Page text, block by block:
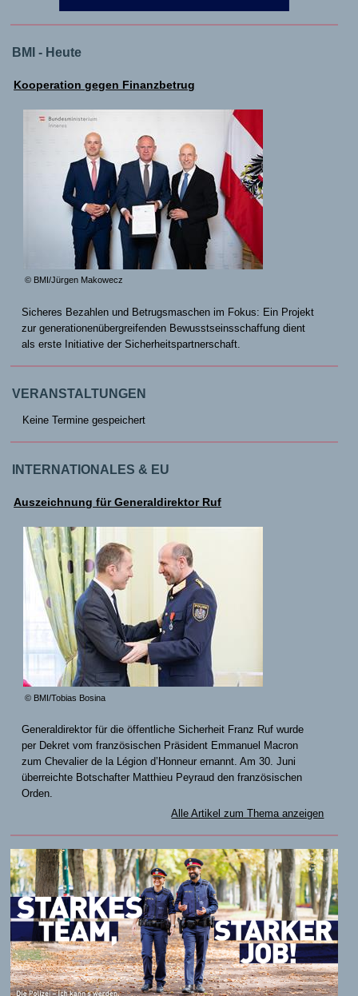
BMI - Heute
Kooperation gegen Finanzbetrug
© BMI/Jürgen Makowecz
Sicheres Bezahlen und Betrugsmaschen im Fokus: Ein Projekt
zur generationenübergreifenden Bewusstseinsschaffung dient
als erste Initiative der Sicherheitspartnerschaft.
VERANSTALTUNGEN
Keine Termine gespeichert
INTERNATIONALES & EU
Auszeichnung für Generaldirektor Ruf
© BMI/Tobias Bosina
Generaldirektor für die öffentliche Sicherheit Franz Ruf wurde
per Dekret vom französischen Präsident Emmanuel Macron
zum Chevalier de la Légion d’Honneur ernannt. Am 30. Juni
überreichte Botschafter Matthieu Peyraud den französischen
Orden.
Alle Artikel zum Thema anzeigen